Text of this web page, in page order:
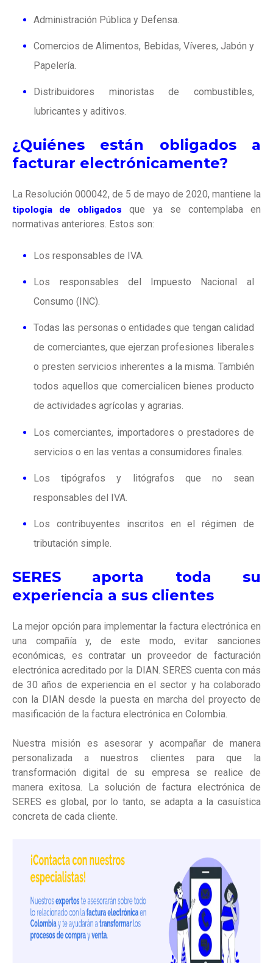
Administración Pública y Defensa.
Comercios de Alimentos, Bebidas, Víveres, Jabón y
Papelería.
Distribuidores minoristas de combustibles,
lubricantes y aditivos.
¿Quiénes están obligados a
facturar electrónicamente?
La Resolución 000042, de 5 de mayo de 2020, mantiene la
tipología de obligados que ya se contemplaba en
normativas anteriores. Estos son:
Los responsables de IVA.
Los responsables del Impuesto Nacional al
Consumo (INC).
Todas las personas o entidades que tengan calidad
de comerciantes, que ejerzan profesiones liberales
o presten servicios inherentes a la misma. También
todos aquellos que comercialicen bienes producto
de actividades agrícolas y agrarias.
Los comerciantes, importadores o prestadores de
servicios o en las ventas a consumidores finales.
Los tipógrafos y litógrafos que no sean
responsables del IVA.
Los contribuyentes inscritos en el régimen de
tributación simple.
SERES aporta toda su
experiencia a sus clientes
La mejor opción para implementar la factura electrónica en
una compañía y, de este modo, evitar sanciones
económicas, es contratar un proveedor de facturación
electrónica acreditado por la DIAN. SERES cuenta con más
de 30 años de experiencia en el sector y ha colaborado
con la DIAN desde la puesta en marcha del proyecto de
masificación de la factura electrónica en Colombia.
Nuestra misión es asesorar y acompañar de manera
personalizada a nuestros clientes para que la
transformación digital de su empresa se realice de
manera exitosa. La solución de factura electrónica de
SERES es global, por lo tanto, se adapta a la casuística
concreta de cada cliente.